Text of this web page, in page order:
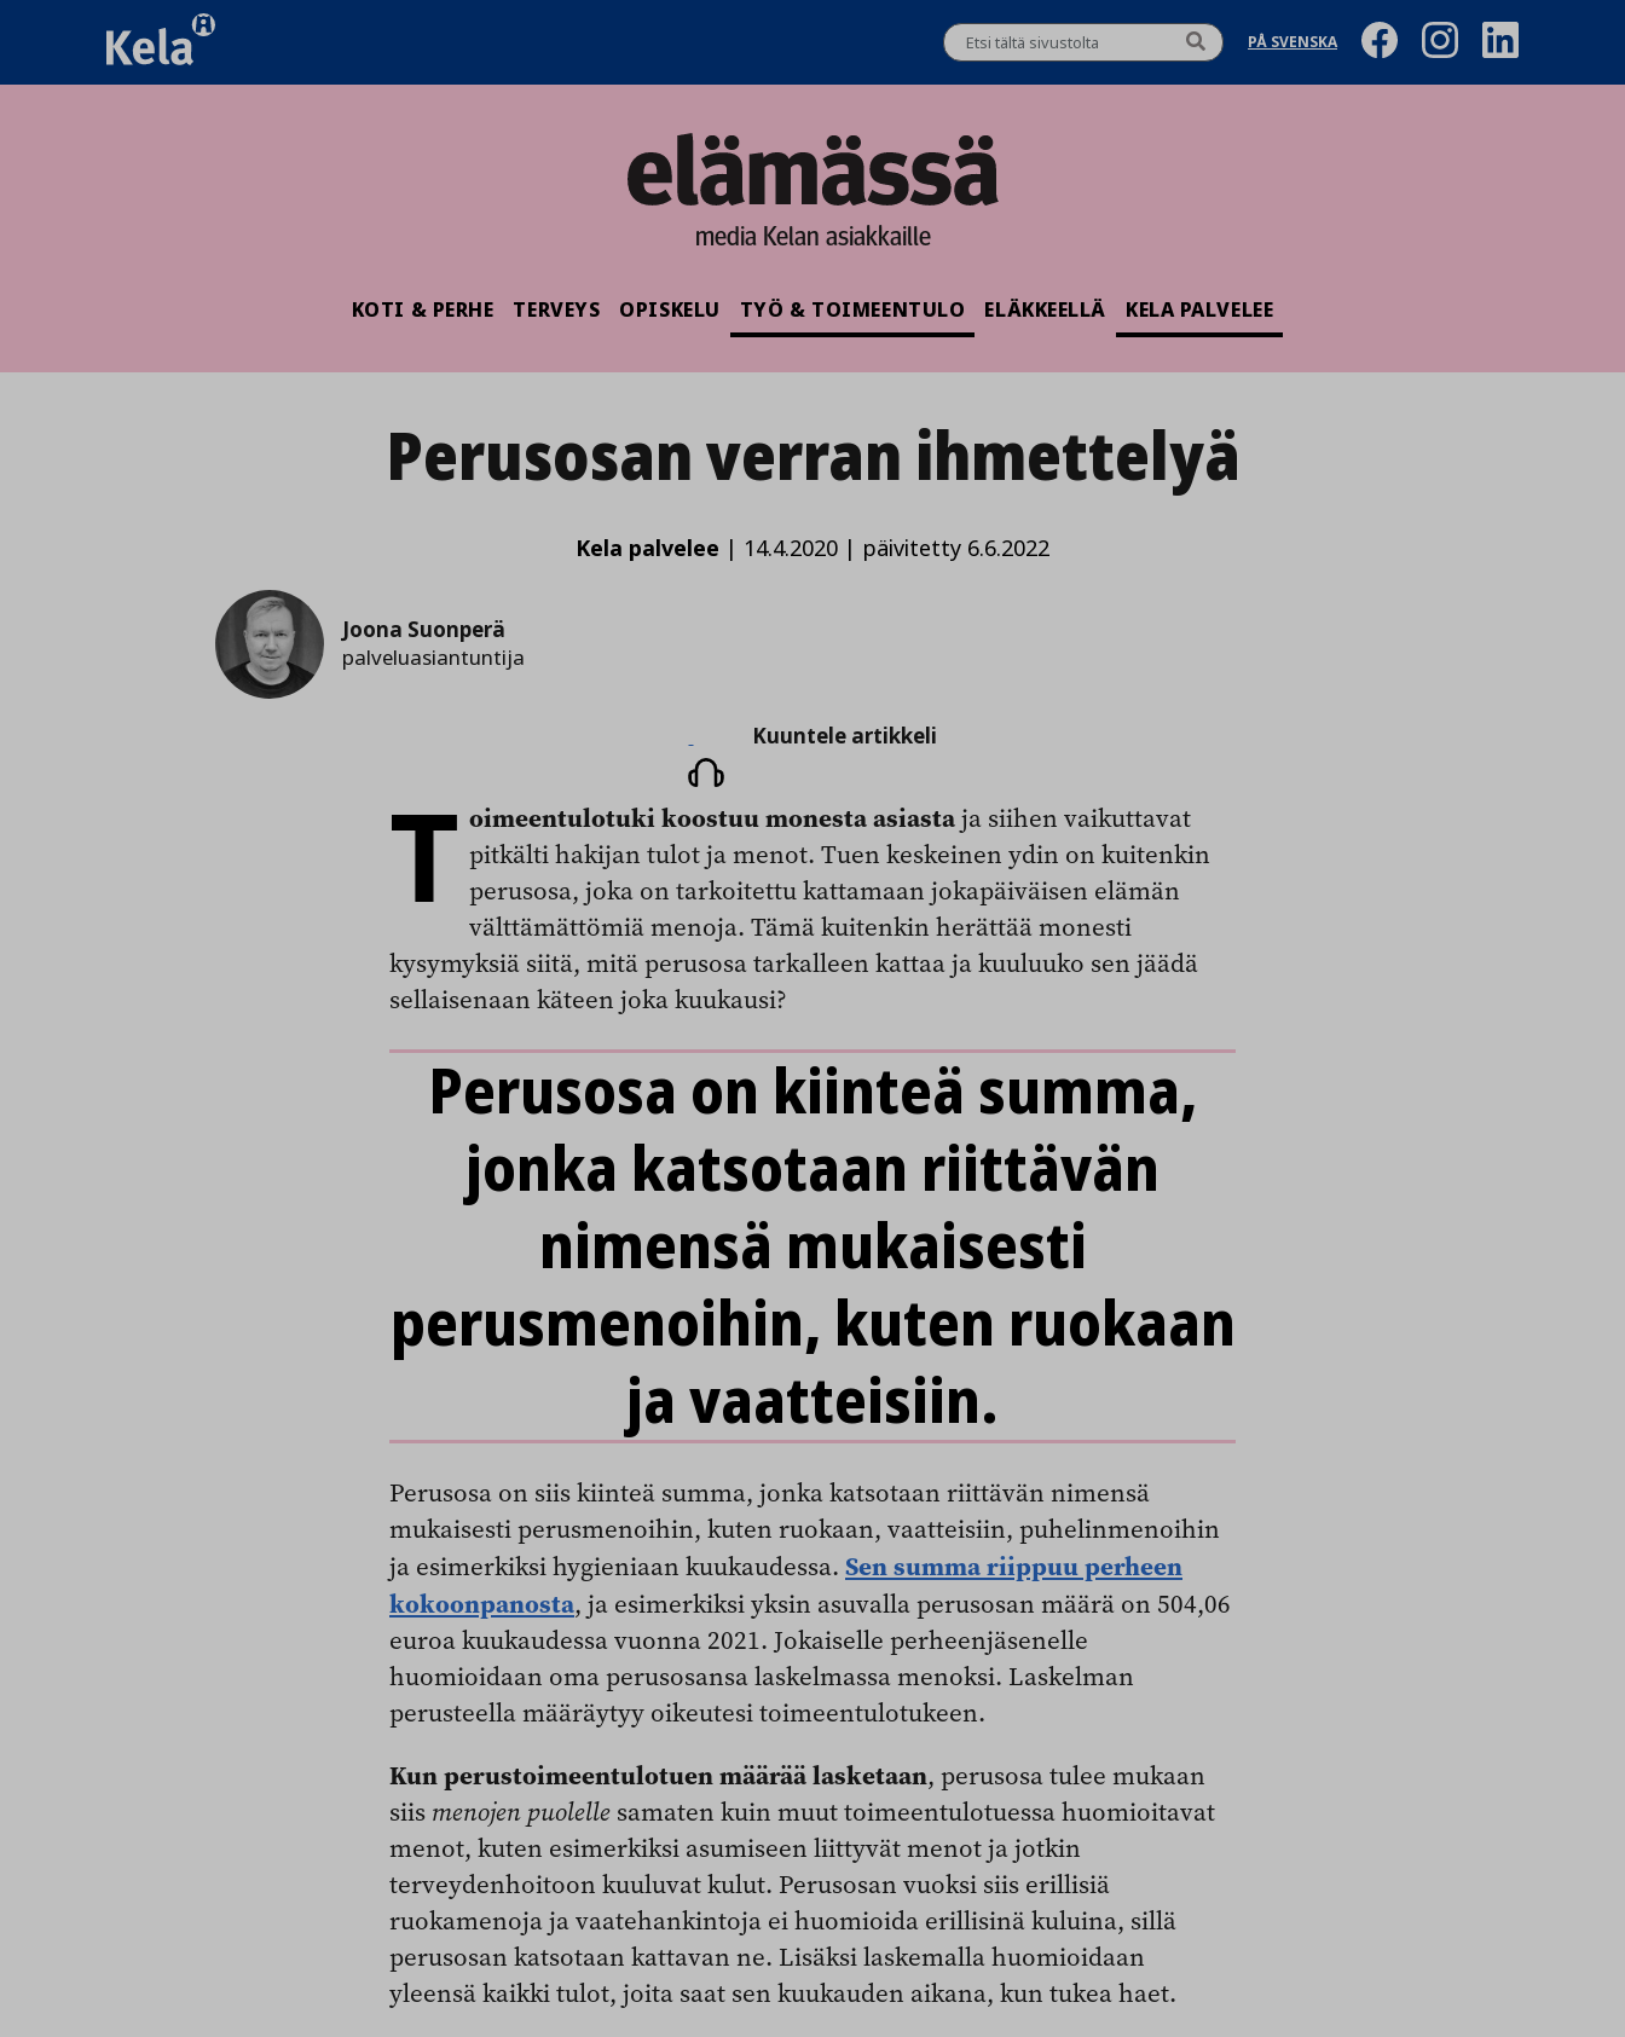
PÅ SVENSKA
media Kelan asiakkaille
KOTI & PERHE TERVEYS OPISKELU TYÖ & TOIMEENTULO ELÄKKEELLÄ KELA PALVELEE
Perusosan verran ihmettelyä
Kela palvelee | 14.4.2020 | päivitetty 6.6.2022
Joona Suonperä
palveluasiantuntija
Kuuntele
artikkeli
Kuuntele artikkeli
T oimeentulotuki koostuu monesta asiastaja siihen vaikuttavat
pitkälti hakijan tulot ja menot. Tuen keskeinen ydin on kuitenkin
perusosa, joka on tarkoitettu kattamaan jokapäiväisen elämän
välttämättömiä menoja. Tämä kuitenkin herättää monesti
kysymyksiä siitä, mitä perusosa tarkalleen kattaa ja kuuluuko sen jäädä
sellaisenaan käteen joka kuukausi?
Perusosa on kiinteä summa,
jonka katsotaan riittävän
nimensä mukaisesti
perusmenoihin, kuten ruokaan
ja vaatteisiin.
Perusosa on siis kiinteä summa, jonka katsotaan riittävän nimensä
mukaisesti perusmenoihin, kuten ruokaan, vaatteisiin, puhelinmenoihin
ja esimerkiksi hygieniaan kuukaudessa. Sen summa riippuu perheen
kokoonpanosta, ja esimerkiksi yksin asuvalla perusosan määrä on 504,06
euroa kuukaudessa vuonna 2021. Jokaiselle perheenjäsenelle
huomioidaan oma perusosansa laskelmassa menoksi. Laskelman
perusteella määräytyy oikeutesi toimeentulotukeen.
Kun perustoimeentulotuen määrää lasketaan, perusosa tulee mukaan
siis menojen puolelle samaten kuin muut toimeentulotuessa huomioitavat
menot, kuten esimerkiksi asumiseen liittyvät menot ja jotkin
terveydenhoitoon kuuluvat kulut. Perusosan vuoksi siis erillisiä
ruokamenoja ja vaatehankintoja ei huomioida erillisinä kuluina, sillä
perusosan katsotaan kattavan ne. Lisäksi laskemalla huomioidaan
yleensä kaikki tulot, joita saat sen kuukauden aikana, kun tukea haet.